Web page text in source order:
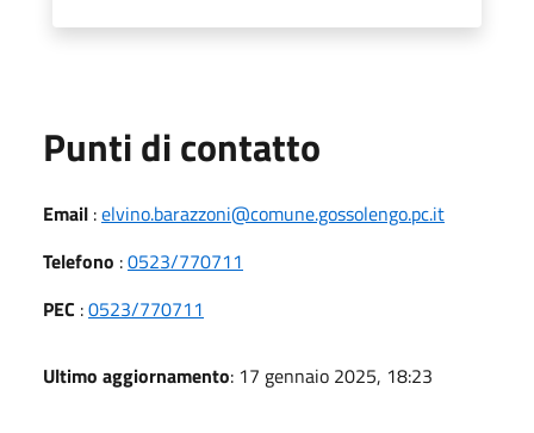
Punti di contatto
Email :elvino.barazzoni@comune.gossolengo.pc.it
Telefono :0523/770711
PEC :0523/770711
Ultimo aggiornamento: 17 gennaio 2025, 18:23